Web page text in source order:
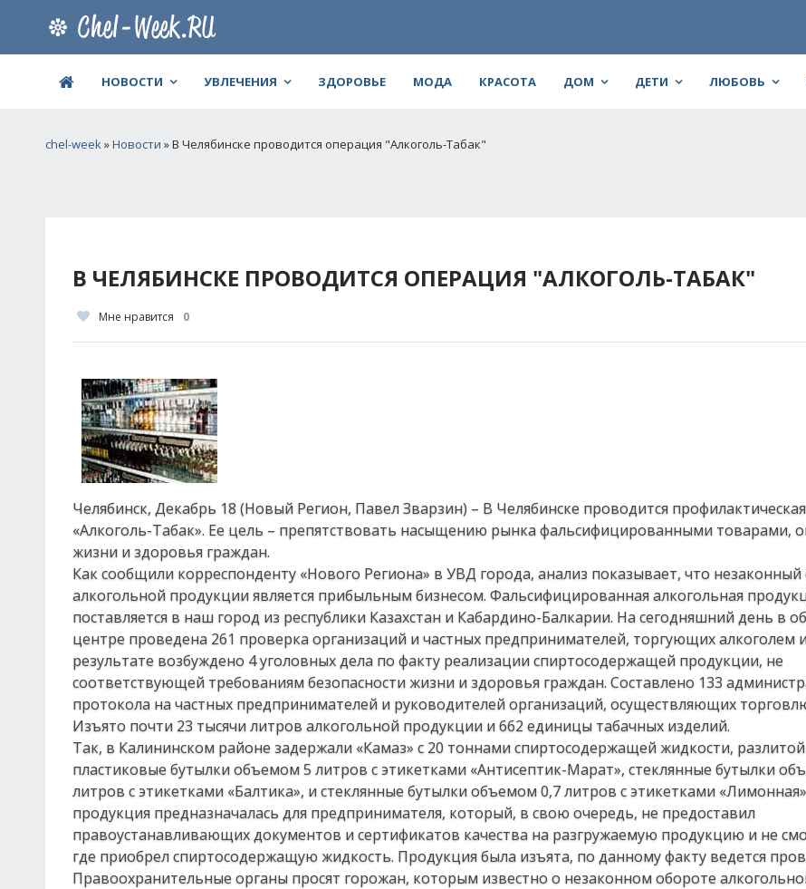
НОВОСТИ УВЛЕЧЕНИЯ ЗДОРОВЬЕ МОДА КРАСОТА ДОМ ДЕТИ ЛЮБОВЬ
chel-week»Новости » В Челябинске проводится операция "Алкоголь-Табак"
В ЧЕЛЯБИНСКЕ ПРОВОДИТСЯ ОПЕРАЦИЯ "АЛКОГОЛЬ-ТАБАК"
Мне нравится 0
Челябинск, Декабрь 18 (Новый Регион, Павел Зварзин) – В Челябинске проводится
«Алкоголь-Табак». Ее цель – препятствовать насыщению рынка фальсифицированными товарами,
жизни и здоровья граждан.
Как сообщили корреспонденту «Нового Региона» в УВД города, анализ показывает, что незаконный
алкогольной продукции является прибыльным бизнесом. Фальсифицированная алкогольная
поставляется в наш город из республики Казахстан и Кабардино-Балкарии. На сегодняшний день в
центре проведена 261 проверка организаций и частных предпринимателей, торгующих алкоголем
результате возбуждено 4 уголовных дела по факту реализации спиртосодержащей продукции, не
соответствующей требованиям безопасности жизни и здоровья граждан. Составлено 133
протокола на частных предпринимателей и руководителей организаций, осуществляющих
Изъято почти 23 тысячи литров алкогольной продукции и 662 единицы табачных изделий.
Так, в Калининском районе задержали «Камаз» с 20 тоннами спиртосодержащей жидкости,
пластиковые бутылки объемом 5 литров с этикетками «Антисептик-Марат», стеклянные бутылки
литров с этикетками «Балтика», и стеклянные бутылки объемом 0,7 литров с этикетками
продукция предназначалась для предпринимателя, который, в свою очередь, не предоставил
правоустанавливающих документов и сертификатов качества на разгружаемую продукцию и не
где приобрел спиртосодержащую жидкость. Продукция была изъята, по данному факту ведется
Правоохранительные органы просят горожан, которым известно о незаконном обороте